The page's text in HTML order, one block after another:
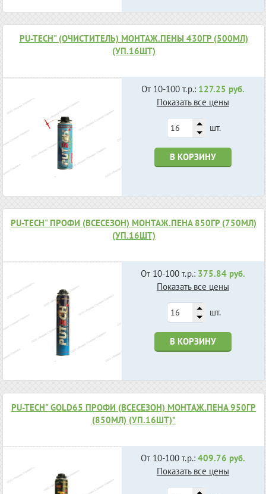
РU-TECH" (ОЧИСТИТЕЛЬ) МОНТАЖ.ПЕНЫ 430ГР (500МЛ)
(УП.16ШТ)
От 10-100 т.р.: 127.25 руб.
Показать все цены
шт.
В КОРЗИНУ
РU-TECH" ПРОФИ (ВСЕСЕЗОН) МОНТАЖ.ПЕНА 850ГР (750МЛ)
(УП.16ШТ)
От 10-100 т.р.: 375.84 руб.
Показать все цены
шт.
В КОРЗИНУ
РU-TECH" GOLD65 ПРОФИ (ВСЕСЕЗОН) МОНТАЖ.ПЕНА 950ГР
(850МЛ) (УП.16ШТ)*
От 10-100 т.р.: 409.76 руб.
Показать все цены